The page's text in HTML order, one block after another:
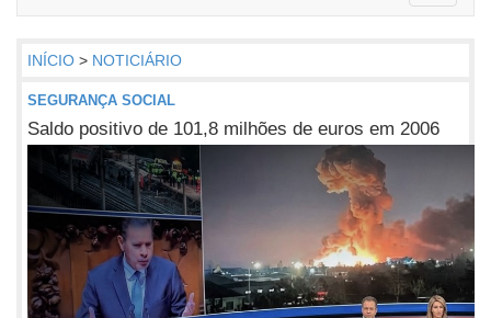
INÍCIO > NOTICIÁRIO
SEGURANÇA SOCIAL
Saldo positivo de 101,8 milhões de euros em 2006